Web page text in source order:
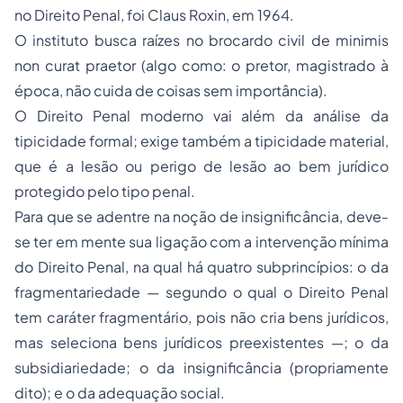
no Direito Penal, foi Claus Roxin, em 1964.
O instituto busca raízes no brocardo civil de minimis
non curat praetor(algo como: o pretor, magistrado à
época, não cuida de coisas sem importância).
O Direito Penal moderno vai além da análise da
tipicidade formal; exige também a tipicidade material,
que é a lesão ou perigo de lesão ao bem jurídico
protegido pelo tipo penal.
Para que se adentre na noção de insignificância, deve-
se ter em mente sua ligação com a intervenção mínima
do Direito Penal, na qual há quatro subprincípios: o da
fragmentariedade — segundo o qual o Direito Penal
tem caráter fragmentário, pois não cria bens jurídicos,
mas seleciona bens jurídicos preexistentes —; o da
subsidiariedade; o da insignificância (propriamente
dito); e o da adequação social.